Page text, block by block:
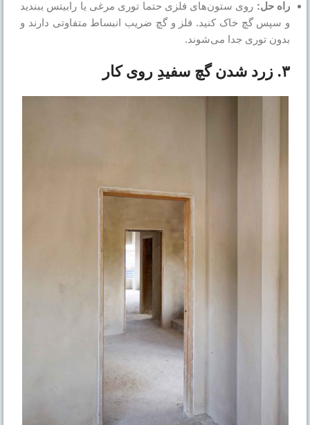
راه حل: روی ستون‌های فلزی حتما توری مرغی یا رابیتس ببندید
و سپس گچ خاک کنید. فلز و گچ ضریب انبساط متفاوتی دارند و
بدون توری جدا می‌شوند.
۳. زرد شدن گچ سفیدِ روی کار